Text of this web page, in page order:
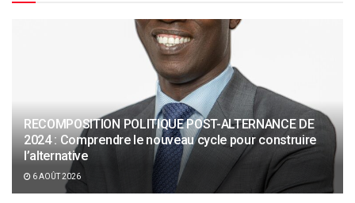
RECOMPOSITION POLITIQUE POST-ALTERNANCE DE
2024 : Comprendre le nouveau cycle pour construire
l’alternative
6 AOÛT 2026